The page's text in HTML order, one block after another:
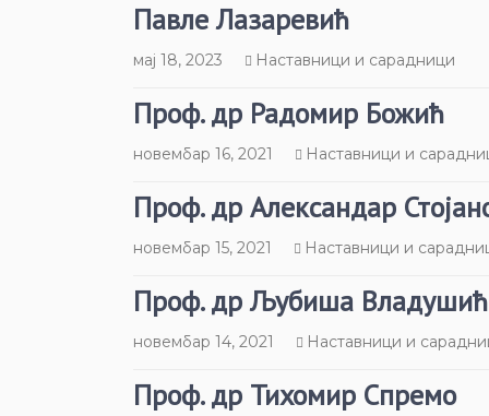
Павле Лазаревић
мај 18, 2023 Наставници и сарадници
Проф. др Радомир Божић
новембар 16, 2021 Наставници и
Проф. др Александар
новембар 15, 2021 Наставници и
Проф. др Љубиша Владушић
новембар 14, 2021 Наставници и
Проф. др Тихомир Спремо